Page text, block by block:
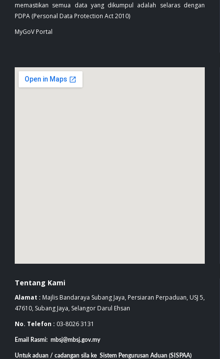
memastikan semua data yang dikumpul adalah selaras dengan
PDPA (Personal Data Protection Act 2010)
MyGoV Portal
Tentang Kami
Alamat : Majlis Bandaraya Subang Jaya, Persiaran Perpaduan, USJ 5,
47610, Subang Jaya, Selangor Darul Ehsan
No. Telefon : 03-8026 3131
Email Rasmi: mbsj@mbsj.gov.my
Untuk aduan / cadangan sila ke Sistem Pengurusan Aduan (SISPAA)